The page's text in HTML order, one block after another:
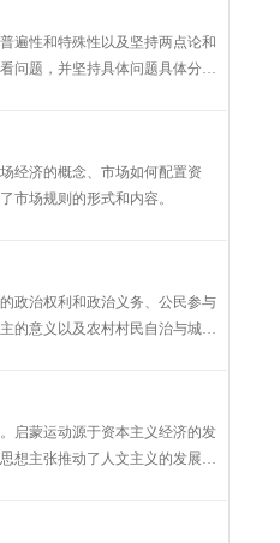
遍性和特殊性以及坚持两点论和
问题，并坚持具体问题具体分
经济的概念、市场如何配置资
市场规则的形式和内容。
政治权利和政治义务、公民参与
的意义以及农村村民自治与城市
启蒙运动源于资本主义经济的发
想主张推动了人文主义的发展，